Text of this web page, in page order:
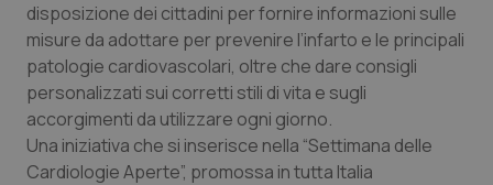
Calabria
Campania
Emilia-Romagna
Asma & BPCO
Car-T
Colesterolo & coronaropatie
disposizione dei cittadini per fornire informazioni sulle
misure da adottare per prevenire l’infarto e le principali
patologie cardiovascolari, oltre che dare consigli
personalizzati sui corretti stili di vita e sugli
accorgimenti da utilizzare ogni giorno.
Una iniziativa che si inserisce nella “Settimana delle
Cardiologie Aperte”, promossa in tutta Italia